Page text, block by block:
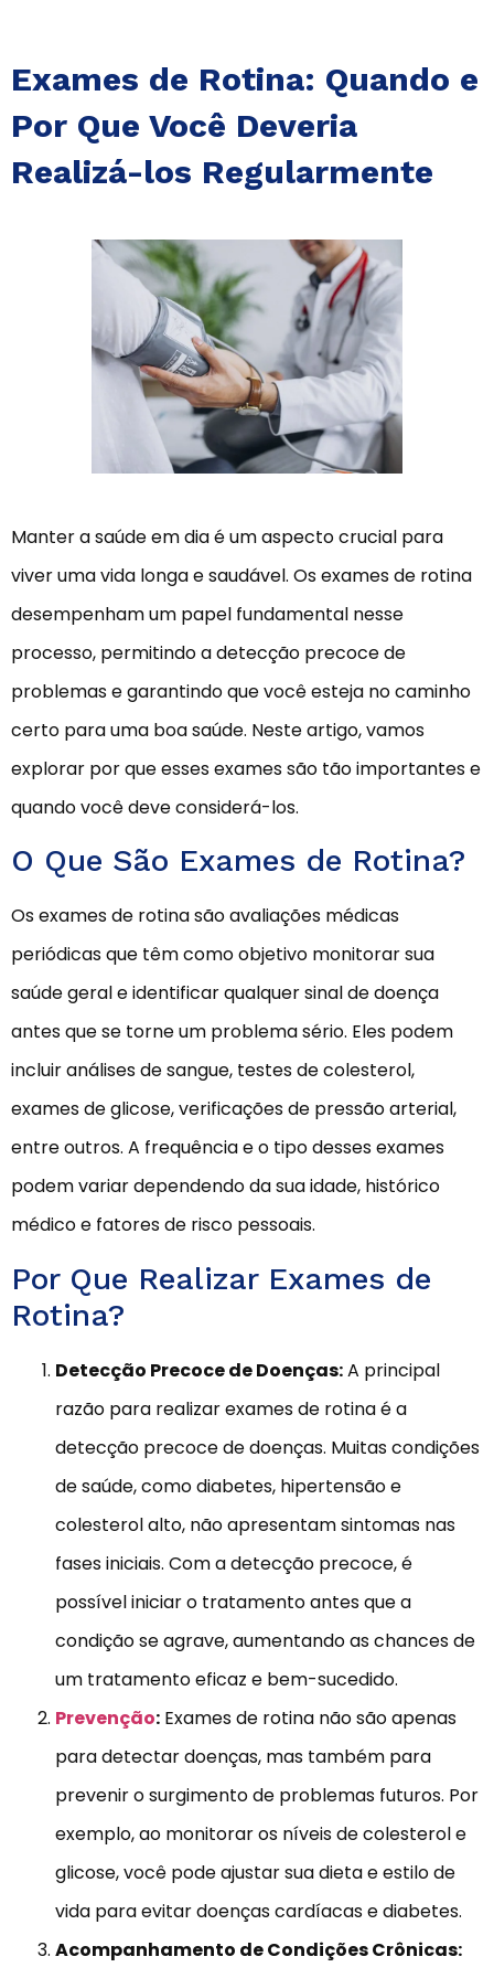
Exames de Rotina: Quando e
Por Que Você Deveria
Realizá-los Regularmente
Manter a saúde em dia é um aspecto crucial para
viver uma vida longa e saudável. Os exames de rotina
desempenham um papel fundamental nesse
processo, permitindo a detecção precoce de
problemas e garantindo que você esteja no caminho
certo para uma boa saúde. Neste artigo, vamos
explorar por que esses exames são tão importantes e
quando você deve considerá-los.
O Que São Exames de Rotina?
Os exames de rotina são avaliações médicas
periódicas que têm como objetivo monitorar sua
saúde geral e identificar qualquer sinal de doença
antes que se torne um problema sério. Eles podem
incluir análises de sangue, testes de colesterol,
exames de glicose, verificações de pressão arterial,
entre outros. A frequência e o tipo desses exames
podem variar dependendo da sua idade, histórico
médico e fatores de risco pessoais.
Por Que Realizar Exames de
Rotina?
Detecção Precoce de Doenças:A principal
razão para realizar exames de rotina é a
detecção precoce de doenças. Muitas condições
de saúde, como diabetes, hipertensão e
colesterol alto, não apresentam sintomas nas
fases iniciais. Com a detecção precoce, é
possível iniciar o tratamento antes que a
condição se agrave, aumentando as chances de
um tratamento eficaz e bem-sucedido.
Prevenção: Exames de rotina não são apenas
para detectar doenças, mas também para
prevenir o surgimento de problemas futuros. Por
exemplo, ao monitorar os níveis de colesterol e
glicose, você pode ajustar sua dieta e estilo de
vida para evitar doenças cardíacas e diabetes.
Acompanhamento de Condições Crônicas: